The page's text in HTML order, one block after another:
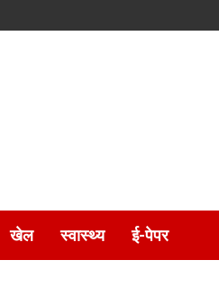
खेल स्वास्थ्य ई-पेपर